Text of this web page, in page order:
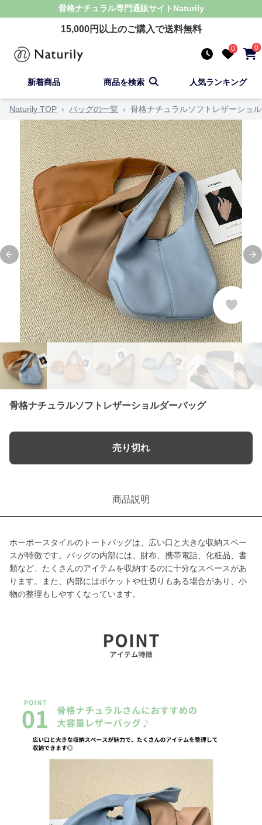
骨格ナチュラル専門通販サイト Naturily
15,000円以上のご購入で送料無料
0 0
新着商品 商品を検索 人気ランキング
Naturily TOP › バッグの一覧 › 骨格ナチュラルソフトレザーショ
Previous slide
骨格ナチュラルソフトレザーショルダーバッグ
売り切れ
商品説明
ホーボースタイルのトートバッグは、広い口と大きな収納スペー
スが特徴です。バッグの内部には、財布、携帯電話、化粧品、書
類など、たくさんのアイテムを収納するのに十分なスペースがあ
ります。また、内部にはポケットや仕切りもある場合があり、小
物の整理もしやすくなっています。